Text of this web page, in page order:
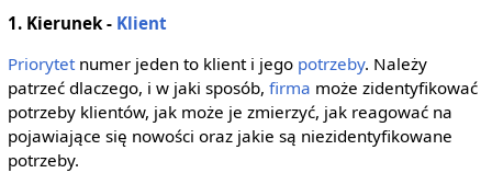
1. Kierunek - Klient
Priorytetnumer jeden to klient i jego potrzeby. Należy
patrzeć dlaczego, i w jaki sposób, firma może zidentyfikować
potrzeby klientów, jak może je zmierzyć, jak reagować na
pojawiające się nowości oraz jakie są niezidentyfikowane
potrzeby.